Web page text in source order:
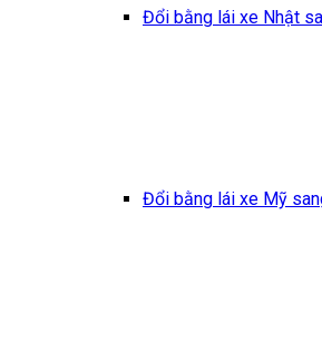
Đổi bằng lái xe Nhật
Đổi bằng lái xe Mỹ